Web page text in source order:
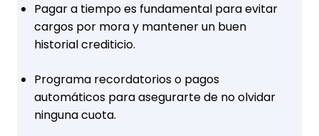
Pagar a tiempo es fundamental para evitar
cargos por mora y mantener un buen
historial crediticio.
Programa recordatorios o pagos
automáticos para asegurarte de no olvidar
ninguna cuota.